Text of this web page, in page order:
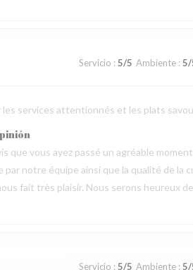
Servicio : 5/5 Ambiente: 5/
services attentionnés et les plats
que vous ayez passé un agréable
notre équipe ainsi que la qualité de la
fait très plaisir. Nous serons heureux
Servicio : 5/5 Ambiente: 5/